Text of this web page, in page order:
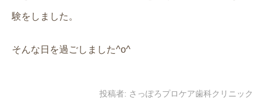
験をしました。
そんな日を過ごしました^o^
投稿者: さっぽろプロケア歯科クリニック